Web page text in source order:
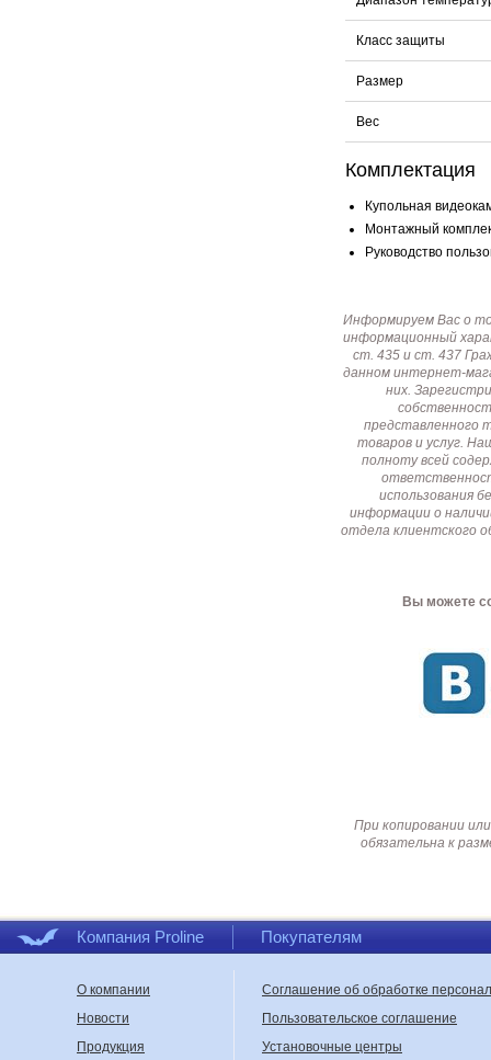
Класс защиты
Размер
Вес
Комплектация
Купольная
Монтажный
Руководство
Информируем Вас о
информационный
ст. 435 и ст. 437
данном интернет-
них.
представленного
товаров и услуг.
полноту всей
использования
информации о
отдела клиентского
Вы можете
При копировании
обязательна к
Компания Proline Покупателям
О компании
Новости
Продукция
Соглашение об обработке
Пользовательское соглашение
Установочные центры